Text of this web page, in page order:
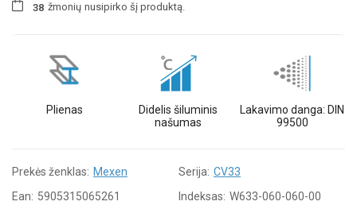
38 žmonių nusipirko šį produktą.
Plienas
Didelis šiluminis
našumas
Lakavimo danga: DIN
99500
Prekės ženklas: Mexen Serija: CV33
Ean: 5905315065261 Indeksas: W633-060-060-00